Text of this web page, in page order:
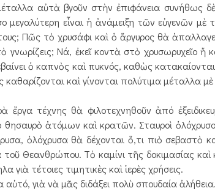
αὐτὰ βγοῦν στὴν ἐπιφάνεια συνήθως
εἶναι ἡ ἀνάμειξη τῶν εὐγενῶν μὲ
Πῶς τὸ χρυσάφι καὶ ὁ ἄργυρος θὰ
Νά, ἐκεῖ κοντὰ στὸ χρυσωρυχεῖο ἤ
ὁ καπνὸς καὶ πυκνός, καθὼς
καὶ γίνονται πολύτιμα μέταλλα μὲ
τέχνης θὰ φιλοτεχνηθοῦν ἀπό
ἀτόμων καὶ κρατῶν. Σταυροὶ
ὁλόχρυσα θὰ δέχονται ὅ,τι πιὸ σεβαστὸ
Θεανθρώπου. Τὸ καμίνι τῆς δοκιμασίας
τέτοιες τιμητικὲς καὶ ἱερὲς χρήσεις.
γιὰ νὰ μᾶς διδάξει πολὺ σπουδαία ἀλήθεια.